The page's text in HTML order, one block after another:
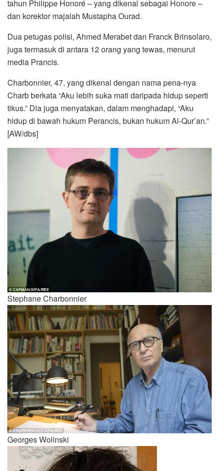
tahun Philippe Honoré – yang dikenal sebagai Honore –
dan korektor majalah Mustapha Ourad.
Dua petugas polisi, Ahmed Merabet dan Franck Brinsolaro,
juga termasuk di antara 12 orang yang tewas, menurut
media Prancis.
Charbonnier, 47, yang dikenal dengan nama pena-nya
Charb berkata “Aku lebih suka mati daripada hidup seperti
tikus.” Dia juga menyatakan, dalam menghadapi, “Aku
hidup di bawah hukum Perancis, bukan hukum Al-Qur’an.”
[AW/dbs]
Stephane Charbonnier
Georges Wolinski